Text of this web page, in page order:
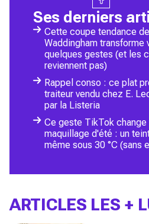
Ses derniers
Cette coupe tendance
Waddingham transforme
quelques gestes (et les
reviennent pas)
Rappel conso : ce plat
traiteur vendu chez E.
par la Listeria
Ce geste TikTok change
maquillage d'été : un
même sous 30 °C (sans
ARTICLES LES +